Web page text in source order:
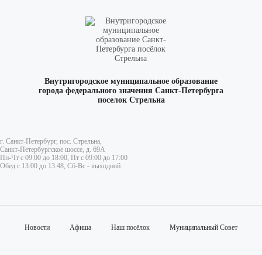
Внутригородское муниципальное образование
города федерального значения Санкт-Петербурга
поселок Стрельна
г. Санкт-Петербург, пос. Стрельна,
Санкт-Петербургское шоссе, д. 69А
Пн-Чт с 09:00 до 18:00, Пт с 09:00 до 17:00
Обед с 13:00 до 13:48, Сб-Вс - выходной
Новости Афиша Наш посёлок Муниципальный Совет